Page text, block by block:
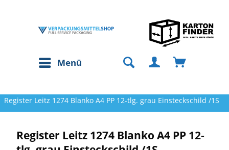
Menü
Register Leitz 1274 Blanko A4 PP 12-tlg. grau Einsteckschild /1S
Register Leitz 1274 Blanko A4 PP 12-